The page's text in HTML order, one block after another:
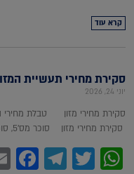
קרא עוד
סקירת מחירי תעשיית המזון
יוני 24, 2026
סקירת מחירי מזון טבלת מחירי
סקירת מחירי מזון סוכר מס'5, סוכר מס' 11, קקאו,